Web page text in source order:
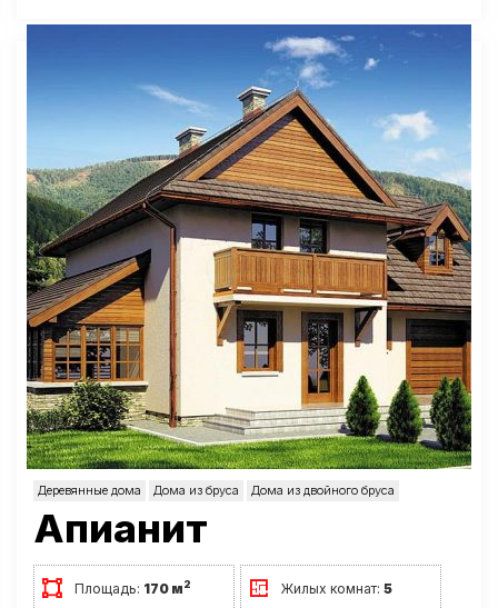
Деревянные дома Дома из бруса Дома из двойного бруса
Апианит
Площадь: 170 м2 Жилых комнат:5